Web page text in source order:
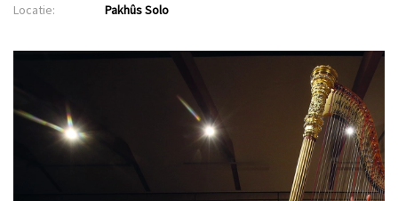
Locatie:
Pakhûs Solo